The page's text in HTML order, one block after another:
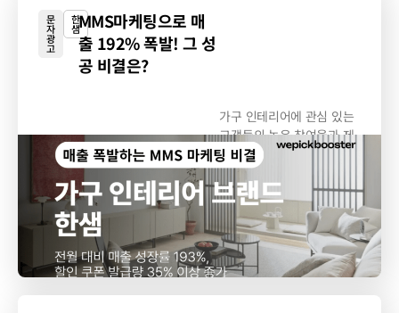
문
자
광
고
한
샘MMS마케팅으로 매
출 192% 폭발! 그 성
공 비결은?
가구 인테리어에 관심 있는
고객들의 높은 참여율과 제
품...